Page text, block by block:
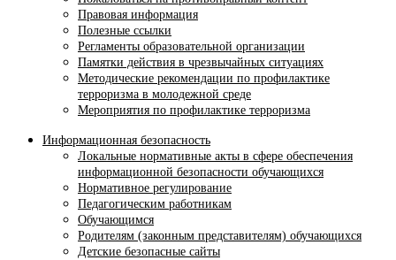
Правовая информация
Полезные ссылки
Регламенты образовательной организации
Памятки действия в чрезвычайных ситуациях
Методические рекомендации по профилактике
терроризма в молодежной среде
Мероприятия по профилактике терроризма
Информационная безопасность
Локальные нормативные акты в сфере обеспечения
информационной безопасности обучающихся
Нормативное регулирование
Педагогическим работникам
Обучающимся
Родителям (законным представителям) обучающихся
Детские безопасные сайты